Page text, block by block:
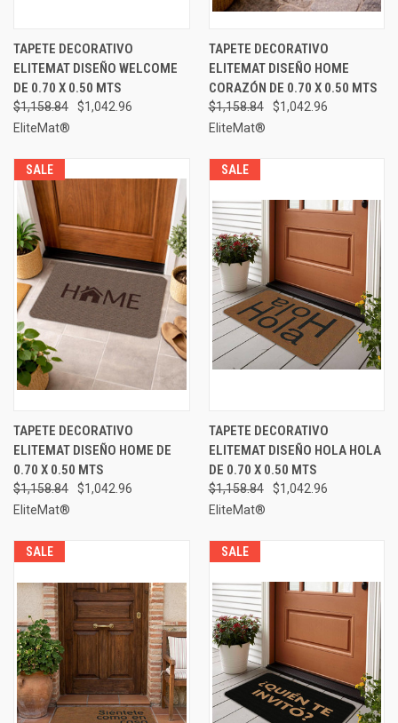
TAPETE DECORATIVO
ELITEMAT DISEÑO WELCOME
DE 0.70 X 0.50 MTS
$1,158.84
$1,042.96
EliteMat®
TAPETE DECORATIVO
ELITEMAT DISEÑO HOME
CORAZÓN DE 0.70 X 0.50 MTS
$1,158.84
$1,042.96
EliteMat®
SALE
TAPETE DECORATIVO
ELITEMAT DISEÑO HOME DE
0.70 X 0.50 MTS
$1,158.84
$1,042.96
EliteMat®
SALE
TAPETE DECORATIVO
ELITEMAT DISEÑO HOLA HOLA
DE 0.70 X 0.50 MTS
$1,158.84
$1,042.96
EliteMat®
SALE SALE